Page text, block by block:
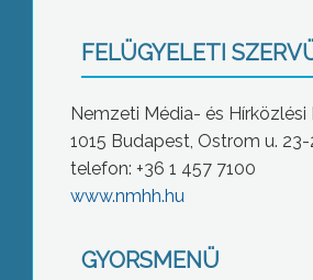
FELÜGYELETI
Nemzeti Média- és Hírközlési
1015 Budapest, Ostrom u. 23-
telefon: +36 1 457 7100
www.nmhh.hu
GYORSMENÜ